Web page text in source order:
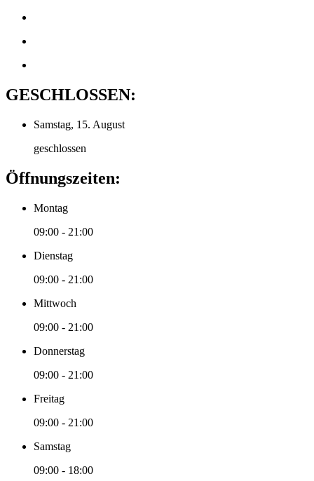
GESCHLOSSEN:
Samstag, 15. August
geschlossen
Öffnungszeiten:
Montag
09:00 - 21:00
Dienstag
09:00 - 21:00
Mittwoch
09:00 - 21:00
Donnerstag
09:00 - 21:00
Freitag
09:00 - 21:00
Samstag
09:00 - 18:00